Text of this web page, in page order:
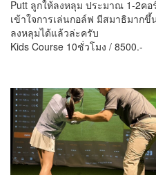
Putt ลูกให้ลงหลุม ประมาณ 1-2คอ
เข้าใจการเล่นกอล์ฟ มีสมาธิมากขึ้
ลงหลุมได้แล้วล่ะครับ
Kids Course 10ชั่วโมง / 8500.-